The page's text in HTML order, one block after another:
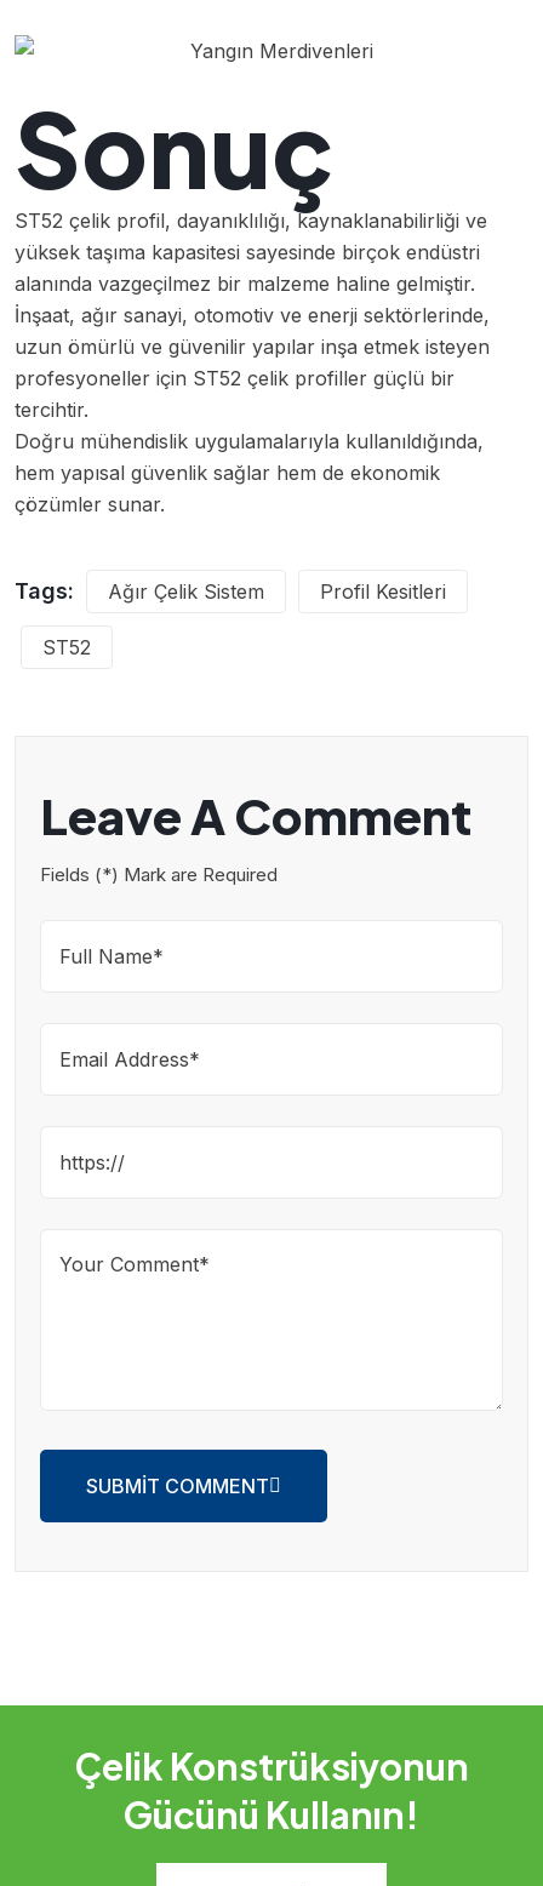
Sonuç
ST52 çelik profil, dayanıklılığı, kaynaklanabilirliği ve
yüksek taşıma kapasitesi sayesinde birçok endüstri
alanında vazgeçilmez bir malzeme haline gelmiştir.
İnşaat, ağır sanayi, otomotiv ve enerji sektörlerinde,
uzun ömürlü ve güvenilir yapılar inşa etmek isteyen
profesyoneller için ST52 çelik profiller güçlü bir
tercihtir.
Doğru mühendislik uygulamalarıyla kullanıldığında,
hem yapısal güvenlik sağlar hem de ekonomik
çözümler sunar.
Tags: Ağır Çelik Sistem Profil Kesitleri
ST52
Leave A Comment
Fields (*) Mark are Required
SUBMIT COMMENT
Çelik Konstrüksiyonun
Gücünü Kullanın!